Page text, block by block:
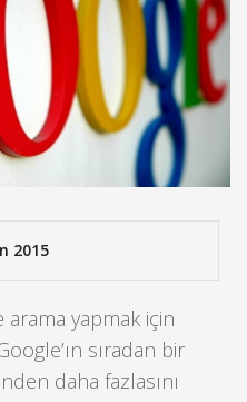
2015
yapmak için
sıradan bir
daha fazlasını